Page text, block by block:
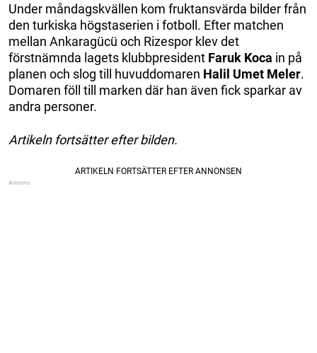
Under måndagskvällen kom fruktansvärda bilder från
den turkiska högstaserien i fotboll. Efter matchen
mellan Ankaragücü och Rizespor klev det
förstnämnda lagets klubbpresident Faruk Koca in på
planen och slog till huvuddomaren Halil Umet Meler.
Domaren föll till marken där han även fick sparkar av
andra personer.
Artikeln fortsätter efter bilden.